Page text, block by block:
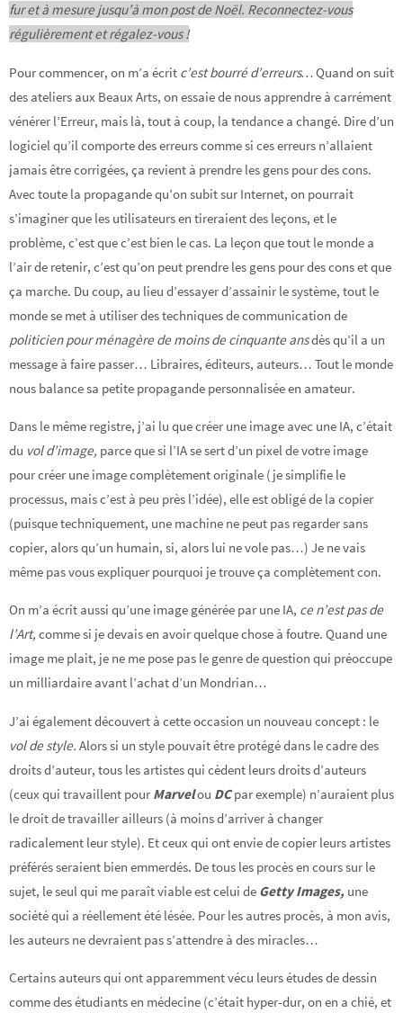
fur et à mesure jusqu’à mon post de Noël. Reconnectez-vous
régulièrement et régalez-vous !
Pour commencer, on m’a écrit c’est bourré d’erreurs…Quand on suit
des ateliers aux Beaux Arts, on essaie de nous apprendre à carrément
vénérer l’Erreur, mais là, tout à coup, la tendance a changé. Dire d’un
logiciel qu’il comporte des erreurs comme si ces erreurs n’allaient
jamais être corrigées, ça revient à prendre les gens pour des cons.
Avec toute la propagande qu’on subit sur Internet, on pourrait
s’imaginer que les utilisateurs en tireraient des leçons, et le
problème, c’est que c’est bien le cas. La leçon que tout le monde a
l’air de retenir, c’est qu’on peut prendre les gens pour des cons et que
ça marche. Du coup, au lieu d’essayer d’assainir le système, tout le
monde se met à utiliser des techniques de communication de
politicien pour ménagère de moins de cinquante ansdès qu’il a un
message à faire passer… Libraires, éditeurs, auteurs… Tout le monde
nous balance sa petite propagande personnalisée en amateur.
Dans le même registre, j’ai lu que créer une image avec une IA, c’était
du vol d’image, parce que si l’IA se sert d’un pixel de votre image
pour créer une image complètement originale (je simplifie le
processus, mais c’est à peu près l’idée), elle est obligé de la copier
(puisque techniquement, une machine ne peut pas regarder sans
copier, alors qu’un humain, si, alors lui ne vole pas…) Je ne vais
même pas vous expliquer pourquoi je trouve ça complètement con.
On m’a écrit aussi qu’une image générée par une IA, ce n’est pas de
l’Art, comme si je devais en avoir quelque chose à foutre. Quand une
image me plait, je ne me pose pas le genre de question qui préoccupe
un milliardaire avant l’achat d’un Mondrian…
J’ai également découvert à cette occasion un nouveau concept : le
vol de style. Alors si un style pouvait être protégé dans le cadre des
droits d’auteur, tous les artistes qui cèdent leurs droits d’auteurs
(ceux qui travaillent pour Marvelou DCpar exemple) n’auraient plus
le droit de travailler ailleurs (à moins d’arriver à changer
radicalement leur style). Et ceux qui ont envie de copier leurs artistes
préférés seraient bien emmerdés. De tous les procès en cours sur le
sujet, le seul qui me paraît viable est celui de Getty Images, une
société qui a réellement été lésée. Pour les autres procès, à mon avis,
les auteurs ne devraient pas s’attendre à des miracles…
Certains auteurs qui ont apparemment vécu leurs études de dessin
comme des étudiants en médecine (c’était hyper-dur, on en a chié, et